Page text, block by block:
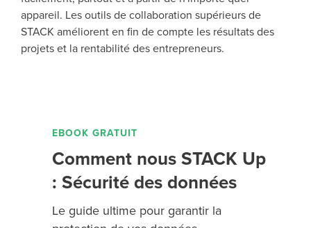
appareil. Les outils de collaboration supérieurs de
STACK améliorent en fin de compte les résultats des
projets et la rentabilité des entrepreneurs.
EBOOK GRATUIT
Comment nous STACK Up
: Sécurité des données
Le guide ultime pour garantir la